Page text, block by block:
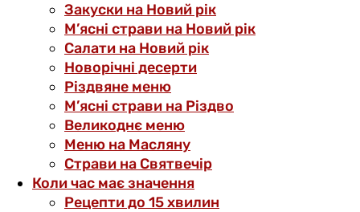
Закуски на Новий рік
М’ясні страви на Новий рік
Салати на Новий рік
Новорічні десерти
Різдвяне меню
М’ясні страви на Різдво
Великоднє меню
Меню на Масляну
Страви на Святвечір
Коли час має значення
Рецепти до 15 хвилин